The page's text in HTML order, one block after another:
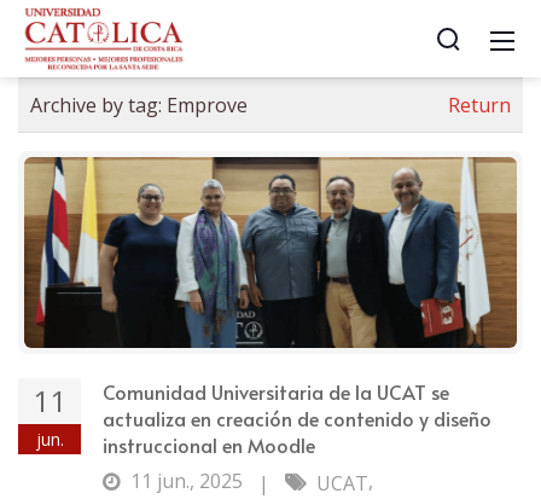
Archive by tag: Emprove Return
11
jun.
Comunidad Universitaria de la UCAT se
actualiza en creación de contenido y diseño
instruccional en Moodle
11 jun., 2025
| UCAT,